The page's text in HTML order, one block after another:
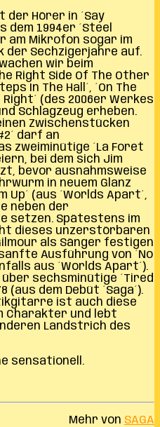
der Hörer in ´Say
dem 1994er ´Steel
am Mikrofon sogar im
der Sechzigerjahre auf.
wir beim
Right Side Of The Other
In The Hall´, ´On The
Right´ (des 2006er Werkes
Schlagzeug erheben.
Zwischenstücken
darf an
zweiminütige ´La Foret
bei dem sich Jim
bevor ausnahmsweise
in neuem Glanz
Up´ (aus ´Worlds Apart´,
neben der
setzen. Spätestens im
dieses unzerstörbaren
als Sänger festigen
Ausführung von ´No
aus ´Worlds Apart´).
sechsminütige ´Tired
(aus dem Debüt ´Saga´).
ist auch diese
Charakter und lebt
Landstrich des
sensationell.
Mehr von SAGA